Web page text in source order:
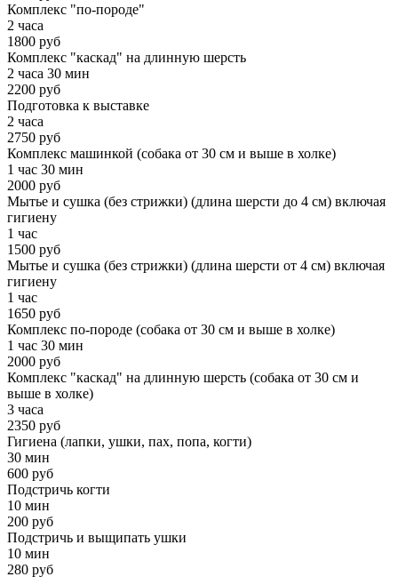
Комплекс "по-породе"
2 часа
1800 руб
Комплекс "каскад" на длинную шерсть
2 часа 30 мин
2200 руб
Подготовка к выставке
2 часа
2750 руб
Комплекс машинкой (собака от 30 см и выше в холке)
1 час 30 мин
2000 руб
Мытье и сушка (без стрижки) (длина шерсти до 4 см) включая
гигиену
1 час
1500 руб
Мытье и сушка (без стрижки) (длина шерсти от 4 см) включая
гигиену
1 час
1650 руб
Комплекс по-породе (собака от 30 см и выше в холке)
1 час 30 мин
2000 руб
Комплекс "каскад" на длинную шерсть (собака от 30 см и
выше в холке)
3 часа
2350 руб
Гигиена (лапки, ушки, пах, попа, когти)
30 мин
600 руб
Подстричь когти
10 мин
200 руб
Подстричь и выщипать ушки
10 мин
280 руб